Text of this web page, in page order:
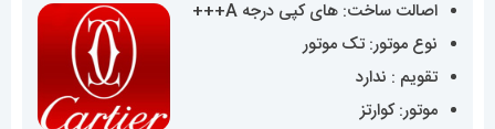
اصالت ساخت: های کپی درجه A+++
نوع موتور: تک موتور
تقویم : ندارد
موتور: کوارتز